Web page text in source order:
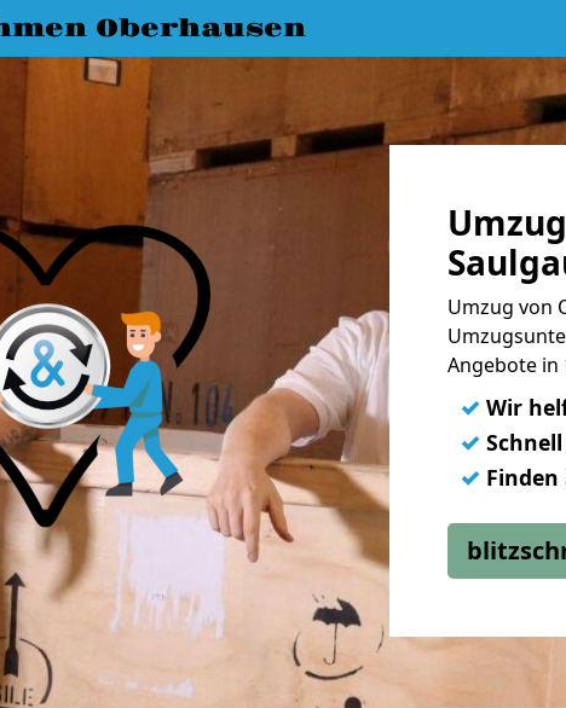
Oberhausen
Umzug von
Angebote in
✓ Wir
✓
✓